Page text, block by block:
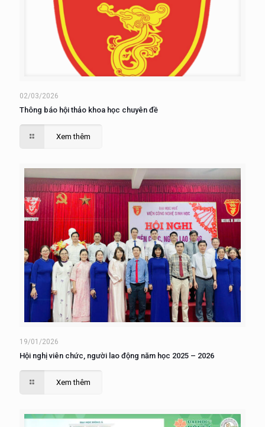
02/03/2026
Thông báo hội thảo khoa học chuyên đề
Xem thêm
19/01/2026
Hội nghị viên chức, người lao động năm học 2025 – 2026
Xem thêm